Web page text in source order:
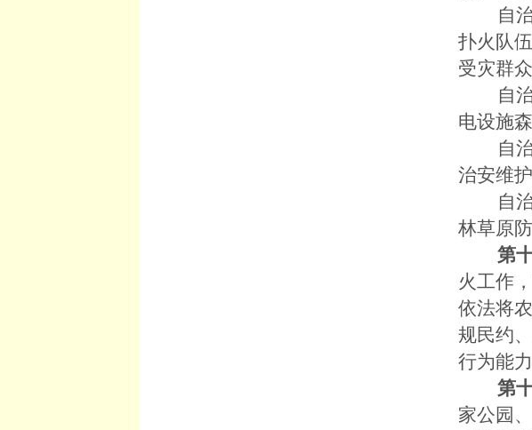
自治
扑火队
受灾群
自治
电设施
自治州
治安维
自治
林草原
第
火工作
依法将
规民约
行为能
第
家公园